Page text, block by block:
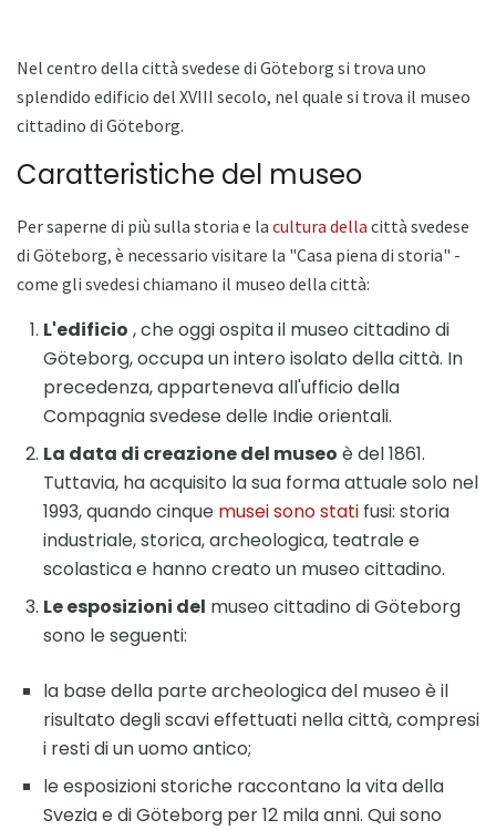
Nel centro della città svedese di Göteborg si trova uno
splendido edificio del XVIII secolo, nel quale si trova il museo
cittadino di Göteborg.
Caratteristiche del museo
Per saperne di più sulla storia e la cultura della città svedese
di Göteborg, è necessario visitare la "Casa piena di storia" -
come gli svedesi chiamano il museo della città:
L'edificio , che oggi ospita il museo cittadino di
Göteborg, occupa un intero isolato della città. In
precedenza, apparteneva all'ufficio della
Compagnia svedese delle Indie orientali.
La data di creazione del museo è del 1861.
Tuttavia, ha acquisito la sua forma attuale solo nel
1993, quando cinque musei sono stati fusi: storia
industriale, storica, archeologica, teatrale e
scolastica e hanno creato un museo cittadino.
Le esposizioni del museo cittadino di Göteborg
sono le seguenti:
la base della parte archeologica del museo è il
risultato degli scavi effettuati nella città, compresi
i resti di un uomo antico;
le esposizioni storiche raccontano la vita della
Svezia e di Göteborg per 12 mila anni. Qui sono